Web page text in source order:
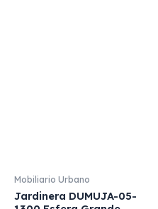
Mobiliario Urbano
Jardinera DUMUJA-05-